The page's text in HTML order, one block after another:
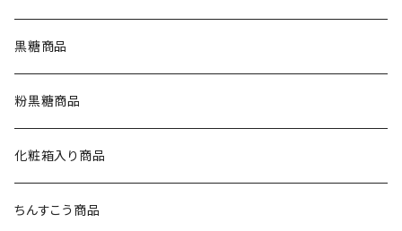
黒糖商品
粉黒糖商品
化粧箱入り商品
ちんすこう商品